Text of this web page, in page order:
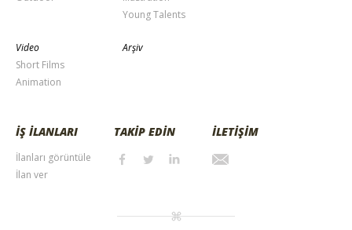
Young Talents
Video
Short Films
Animation
Arşiv
İŞ İLANLARI
İlanları görüntüle
İlan ver
TAKİP EDİN İLETİŞİM